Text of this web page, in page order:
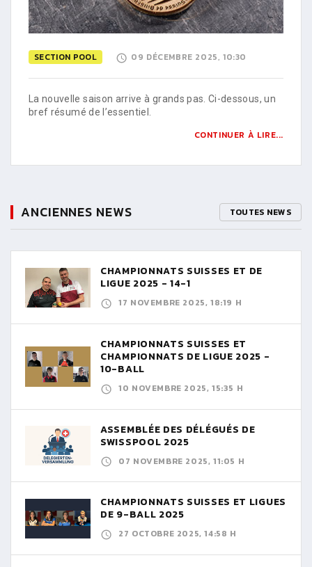
SECTION POOL 09 DÉCEMBRE 2025, 10:30
La nouvelle saison arrive à grands pas. Ci-dessous, un
bref résumé de l’essentiel.
CONTINUER À LIRE...
ANCIENNES NEWS TOUTES NEWS
CHAMPIONNATS SUISSES ET DE
LIGUE 2025 - 14-1
17 NOVEMBRE 2025, 18:19 H
CHAMPIONNATS SUISSES ET
CHAMPIONNATS DE LIGUE 2025 -
10-BALL
10 NOVEMBRE 2025, 15:35 H
ASSEMBLÉE DES DÉLÉGUÉS DE
SWISSPOOL 2025
07 NOVEMBRE 2025, 11:05 H
CHAMPIONNATS SUISSES ET LIGUES
DE 9-BALL 2025
27 OCTOBRE 2025, 14:58 H